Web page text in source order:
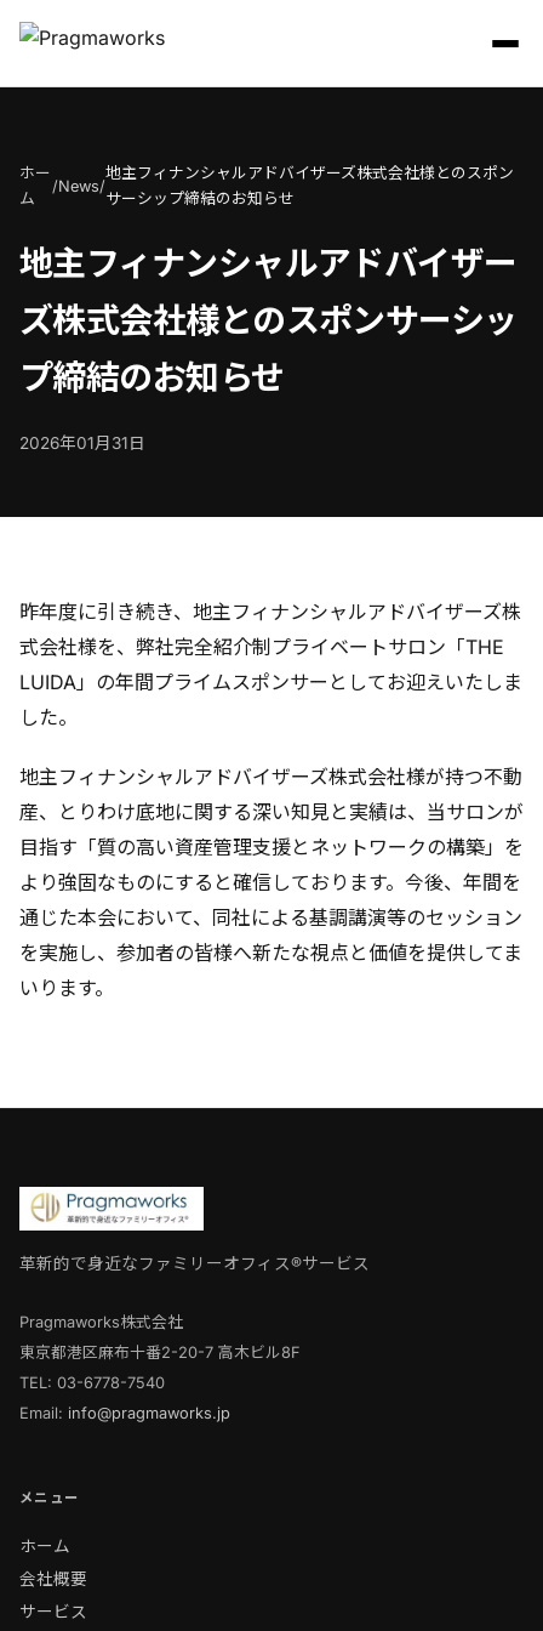
ホー
ム
/News/
地主フィナンシャルアドバイザーズ株式会社様とのスポン
サーシップ締結のお知らせ
地主フィナンシャルアドバイザー
ズ株式会社様とのスポンサーシッ
プ締結のお知らせ
2026年01月31日
昨年度に引き続き、地主フィナンシャルアドバイザーズ株
式会社様を、弊社完全紹介制プライベートサロン「THE
LUIDA」の年間プライムスポンサーとしてお迎えいたしま
した。
地主フィナンシャルアドバイザーズ株式会社様が持つ不動
産、とりわけ底地に関する深い知見と実績は、当サロンが
目指す「質の高い資産管理支援とネットワークの構築」を
より強固なものにすると確信しております。今後、年間を
通じた本会において、同社による基調講演等のセッション
を実施し、参加者の皆様へ新たな視点と価値を提供してま
いります。
革新的で身近なファミリーオフィス®サービス
Pragmaworks株式会社
東京都港区麻布十番2-20-7 高木ビル8F
TEL: 03-6778-7540
Email: info@pragmaworks.jp
メニュー
ホーム
会社概要
サービス